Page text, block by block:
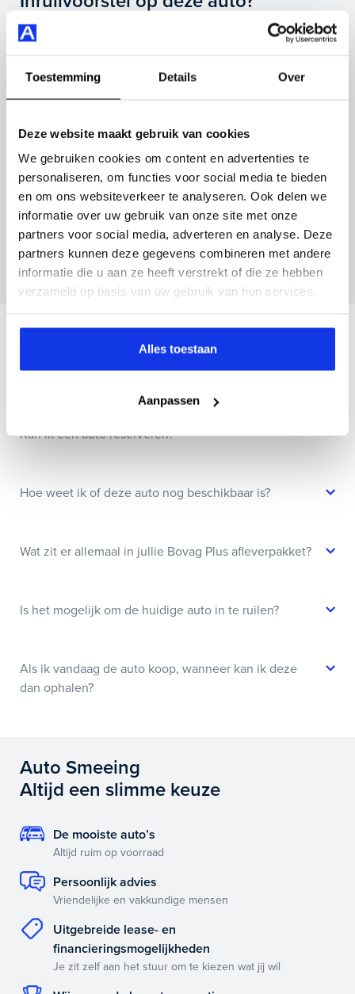
Toestemming Details Over
Deze website maakt gebruik van cookies
We gebruiken cookies om content en advertenties te
personaliseren, om functies voor social media te bieden
en om ons websiteverkeer te analyseren. Ook delen we
informatie over uw gebruik van onze site met onze
partners voor social media, adverteren en analyse. Deze
partners kunnen deze gegevens combineren met andere
informatie die u aan ze heeft verstrekt of die ze hebben
verzameld op basis van uw gebruik van hun services.
Alles toestaan
Aanpassen
(automatisch), apple carplay/android auto, lichtmetalen
velgen 17" en nog veel meer.
Je koopt hem voor € 30.895,- maar je kan deze
Volkswagen Golf ook bij ons financieren of leasen.
Maak snel een afspraak in de showroom of bestel hem
Vul hier je gegevens in en vergeet niet foto's van je
Inruilvoorstel aanvragen
Wanneer je foto’s meestuurt ontvang je op
maandag tot en met vrijdag binnen enkele uren
een voorstel.
Veelgestelde vragen
Wanneer kan ik een proefrit maken?
Kan ik een auto reserveren?
Hoe weet ik of deze auto nog beschikbaar is?
Wat zit er allemaal in jullie Bovag Plus afleverpakket?
Is het mogelijk om de huidige auto in te ruilen?
Als ik vandaag de auto koop, wanneer kan ik deze
dan ophalen?
Auto Smeeing
Altijd een slimme keuze
De mooiste auto’s
Altijd ruim op voorraad
Persoonlijk advies
Vriendelijke en vakkundige mensen
Uitgebreide lease- en
financieringsmogelijkheden
Je zit zelf aan het stuur om te kiezen wat jij wil